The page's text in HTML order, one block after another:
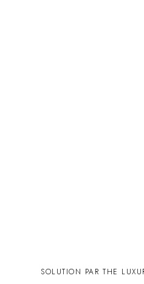
SOLUTION PAR THE